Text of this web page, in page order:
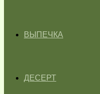
ВЫПЕЧКА
ДЕСЕРТ